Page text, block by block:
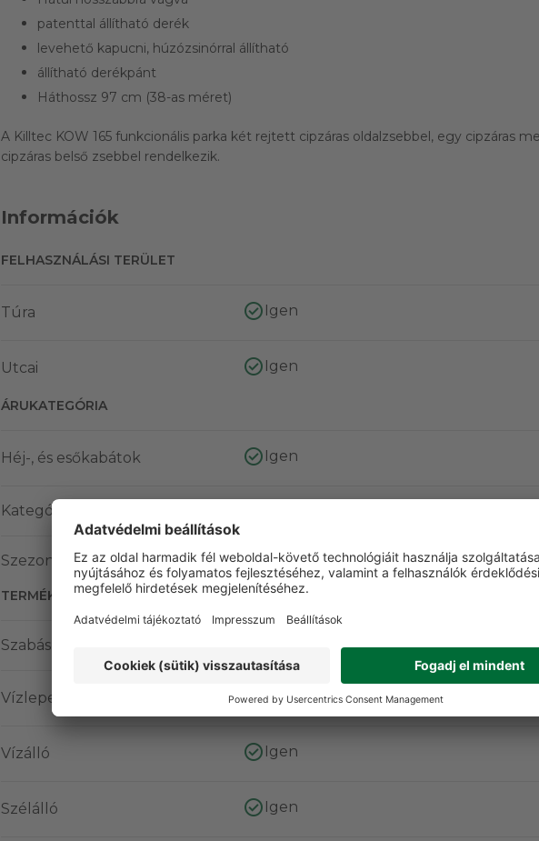
patenttal állítható derék
levehető kapucni, húzózsinórral állítható
állítható derékpánt
Háthossz 97 cm (38-as méret)
A Killtec KOW 165 funkcionális parka két rejtett cipzáras oldalzsebbel, egy cipzáras
cipzáras belső zsebbel rendelkezik.
Információk
FELHASZNÁLÁSI TERÜLET
Túra Igen
Utcai Igen
ÁRUKATEGÓRIA
Héj-, és esőkabátok Igen
Kategória outdoorkabátok
Szezonális csoport Őszi-téli
TERMÉK JELLEMZŐK
Szabás
Vízlepergető Igen
Vízálló Igen
Szélálló Igen